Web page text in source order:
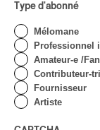
Type d'abonné
Mélomane
Professionnel
Amateur-e /Fan
Contributeur-
Fournisseur
Artiste